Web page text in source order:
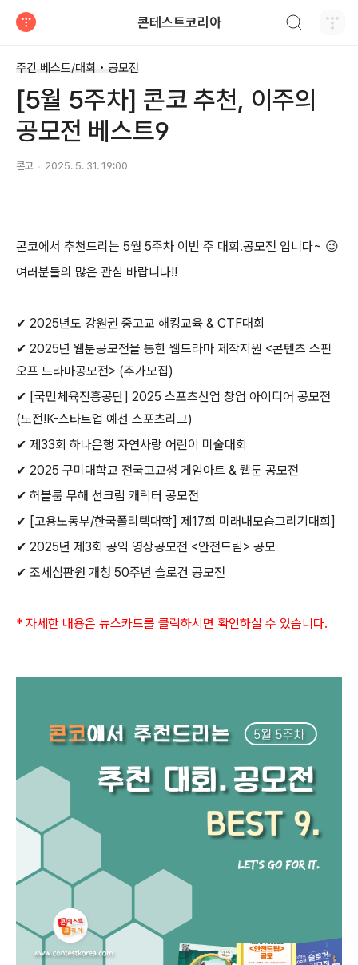
콘테스트코리아
주간 베스트/대회 • 공모전
[5월 5주차] 콘코 추천, 이주의
공모전 베스트9
콘코 2025. 5. 31. 19:00
콘코에서 추천드리는 5월 5주차 이번 주 대회 .공모전 입니다~ 😉
여러분들의 많은 관심 바랍니다!!
✔ 2025년도 강원권 중고교 해킹교육 & CTF대회
✔ 2025년 웹툰공모전을 통한 웹드라마 제작지원 <콘텐츠 스핀
오프 드라마공모전> (추가모집)
✔ [국민체육진흥공단] 2025 스포츠산업 창업 아이디어 공모전
(도전!K-스타트업 예선 스포츠리그)
✔ 제 33회 하나은행 자연사랑 어린이 미술대회
✔ 2025 구미대학교 전국고교생 게임아트 & 웹툰 공모전
✔ 허블룸 무해 선크림 캐릭터 공모전
✔ [고용노동부/한국폴리텍대학] 제 17회 미래내모습그리기대회 ]
✔ 2025년 제 3회 공익 영상공모전 <안전드림> 공모
✔ 조세심판원 개청 50주년 슬로건 공모전
* 자세한 내용은 뉴스카드를 클릭하시면 확인하실 수 있습니다.